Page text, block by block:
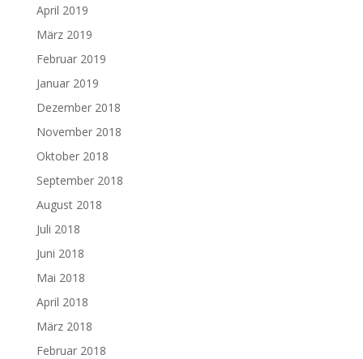
April 2019
März 2019
Februar 2019
Januar 2019
Dezember 2018
November 2018
Oktober 2018
September 2018
August 2018
Juli 2018
Juni 2018
Mai 2018
April 2018
März 2018
Februar 2018